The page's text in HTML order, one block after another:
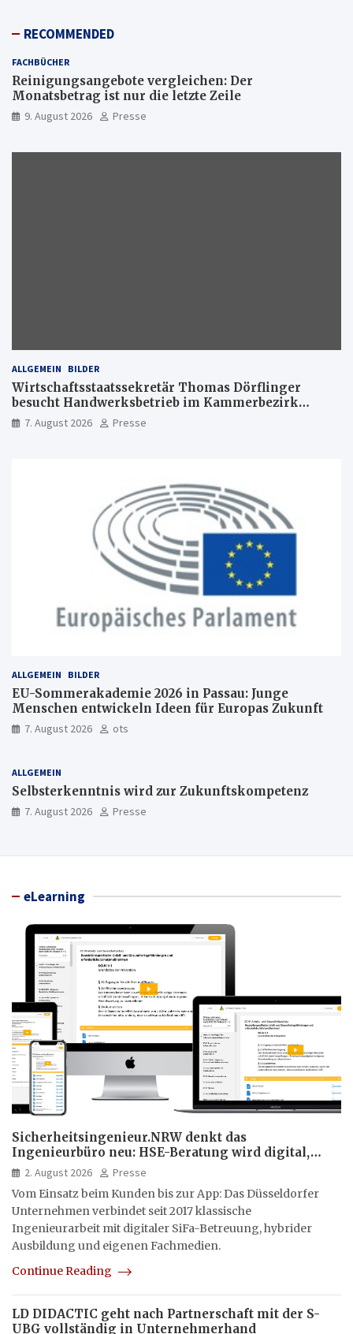
RECOMMENDED
FACHBÜCHER
Reinigungsangebote vergleichen: Der
Monatsbetrag ist nur die letzte Zeile
9. August 2026 Presse
ALLGEMEIN BILDER
Wirtschaftsstaatssekretär Thomas Dörflinger
besucht Handwerksbetrieb im Kammerbezirk
Freiburg
7. August 2026 Presse
ALLGEMEIN BILDER
EU-Sommerakademie 2026 in Passau: Junge
Menschen entwickeln Ideen für Europas Zukunft
7. August 2026 ots
ALLGEMEIN
Selbsterkenntnis wird zur Zukunftskompetenz
7. August 2026 Presse
eLearning
Sicherheitsingenieur.NRW denkt das
Ingenieurbüro neu: HSE-Beratung wird digital,
hybrid und multimedial
2. August 2026
Presse
Vom Einsatz beim Kunden bis zur App: Das Düsseldorfer
Unternehmen verbindet seit 2017 klassische
Ingenieurarbeit mit digitaler SiFa-Betreuung, hybrider
Ausbildung und eigenen Fachmedien.
Continue Reading
LD DIDACTIC geht nach Partnerschaft mit der S-
UBG vollständig in Unternehmerhand